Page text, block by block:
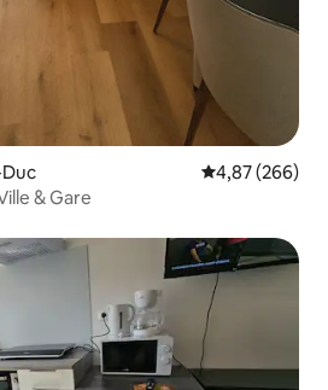
Évaluation
4,87 (266)
& Gare